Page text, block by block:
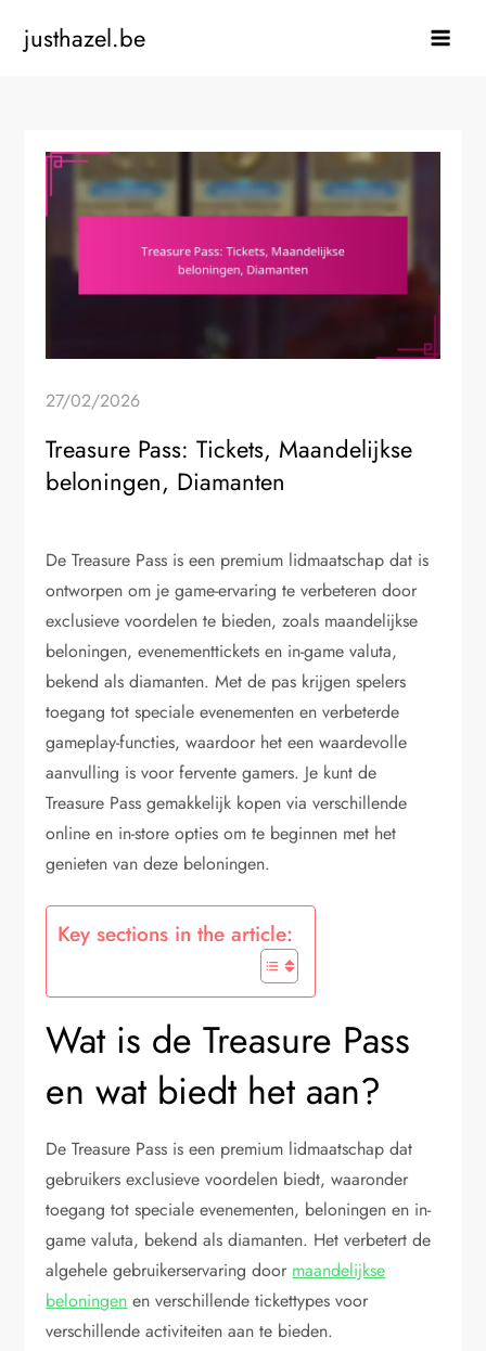
justhazel.be
27/02/2026
Treasure Pass: Tickets, Maandelijkse
beloningen, Diamanten
De Treasure Pass is een premium lidmaatschap dat is
ontworpen om je game-ervaring te verbeteren door
exclusieve voordelen te bieden, zoals maandelijkse
beloningen, evenementtickets en in-game valuta,
bekend als diamanten. Met de pas krijgen spelers
toegang tot speciale evenementen en verbeterde
gameplay-functies, waardoor het een waardevolle
aanvulling is voor fervente gamers. Je kunt de
Treasure Pass gemakkelijk kopen via verschillende
online en in-store opties om te beginnen met het
genieten van deze beloningen.
Key sections in the article:
Wat is de Treasure Pass
en wat biedt het aan?
De Treasure Pass is een premium lidmaatschap dat
gebruikers exclusieve voordelen biedt, waaronder
toegang tot speciale evenementen, beloningen en in-
game valuta, bekend als diamanten. Het verbetert de
algehele gebruikerservaring door maandelijkse
beloningen en verschillende tickettypes voor
verschillende activiteiten aan te bieden.